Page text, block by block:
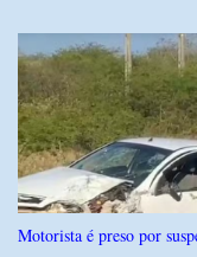
r
i
o
s
Motorista é preso por